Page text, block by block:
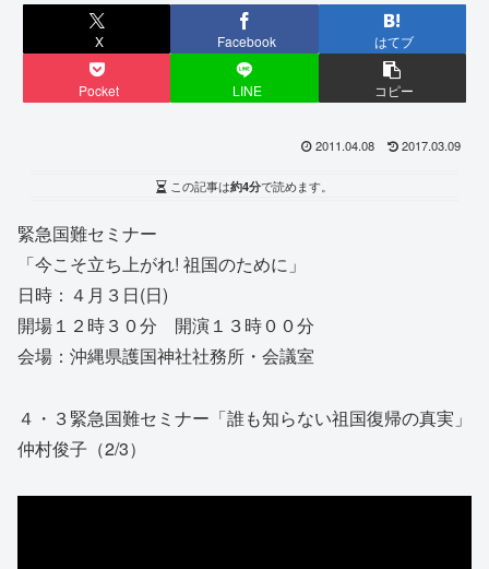
X Facebook はてブ
Pocket LINE コピー
2011.04.08 2017.03.09
この記事は約4分で読めます。
緊急国難セミナー
「今こそ立ち上がれ! 祖国のために」
日時：４月３日(日)
開場１２時３０分 開演１３時００分
会場：沖縄県護国神社社務所・会議室
４・３緊急国難セミナー「誰も知らない祖国復帰の真実」
仲村俊子（2/3）